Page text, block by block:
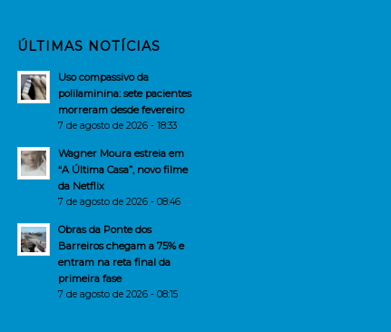
ÚLTIMAS NOTÍCIAS
Uso compassivo da
polilaminina: sete pacientes
morreram desde fevereiro
7 de agosto de 2026 - 18:33
Wagner Moura estreia em
“A Última Casa”, novo filme
da Netflix
7 de agosto de 2026 - 08:46
Obras da Ponte dos
Barreiros chegam a 75% e
entram na reta final da
primeira fase
7 de agosto de 2026 - 08:15